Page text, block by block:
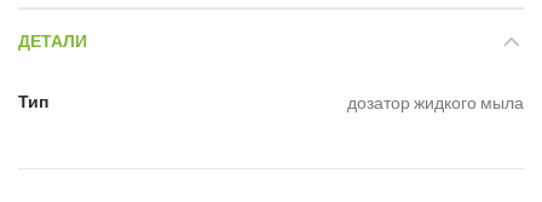
ДЕТАЛИ
Тип дозатор жидкого мыла